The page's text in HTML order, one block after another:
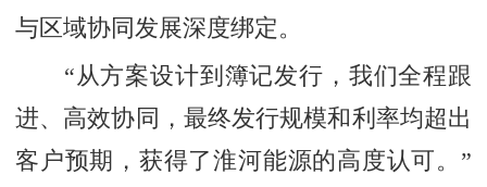
与区域协同发展深度绑定。
“从方案设计到簿记发行，我们全程跟
进、高效协同，最终发行规模和利率均超出
客户预期，获得了淮河能源的高度认可。”